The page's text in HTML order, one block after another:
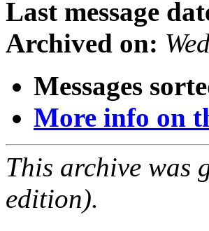
Last message
Archived on:
Messages
More info on
This archive was
edition).